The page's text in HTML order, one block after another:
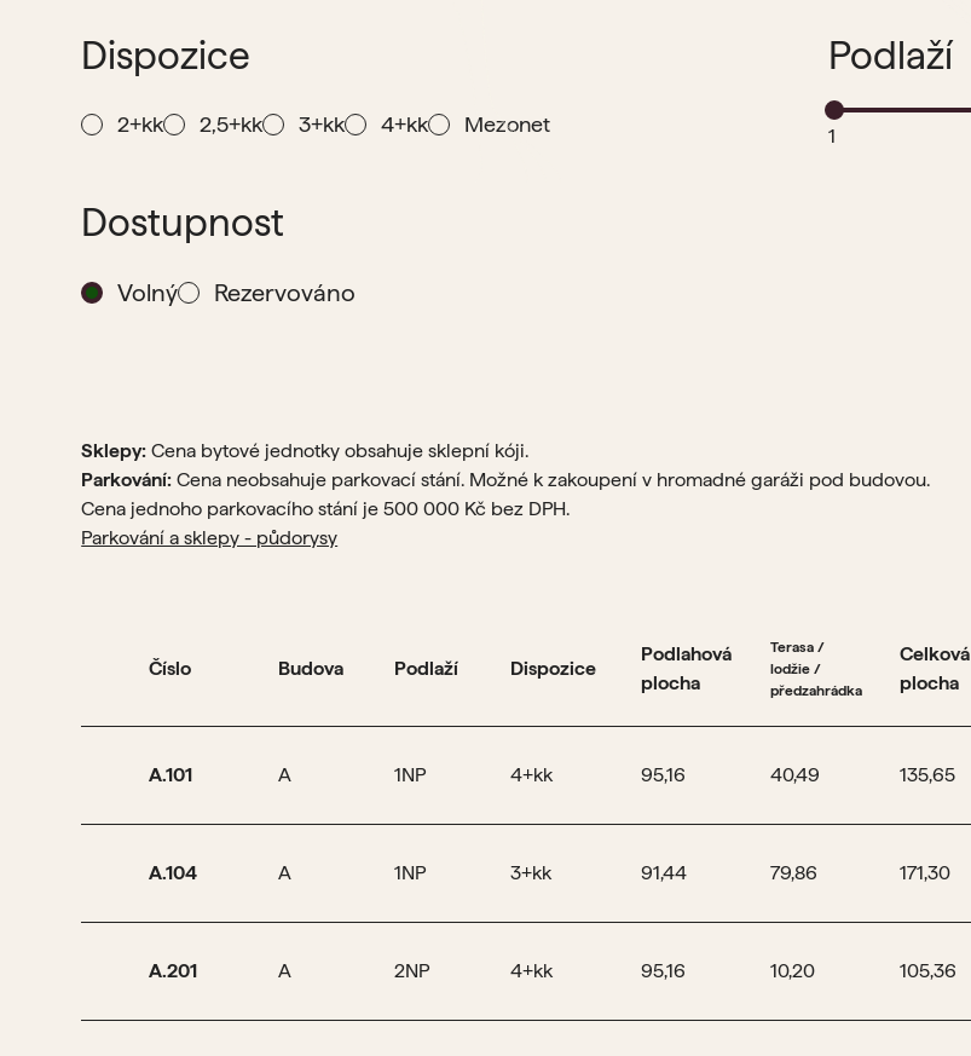
Dispozice
2+kk 2,5+kk 3+kk 4+kk Mezonet
Podlaží
1
Dostupnost
Volný Rezervováno
Sklepy: Cena bytové jednotky obsahuje sklepní kóji.
Parkování: Cena neobsahuje parkovací stání. Možné k zakoupení v hromadné garáži pod budovou.
Cena jednoho parkovacího stání je 500 000 Kč bez DPH.
Parkování a sklepy - půdorysy
Číslo Budova Podlaží Dispozice
Podlahová
plocha
Terasa /
lodžie /
předzahrádka
Celková
plocha
A.101 A 1NP 4+kk 95,16 40,49 135,65
A.104 A 1NP 3+kk 91,44 79,86 171,30
A.201 A 2NP 4+kk 95,16 10,20 105,36